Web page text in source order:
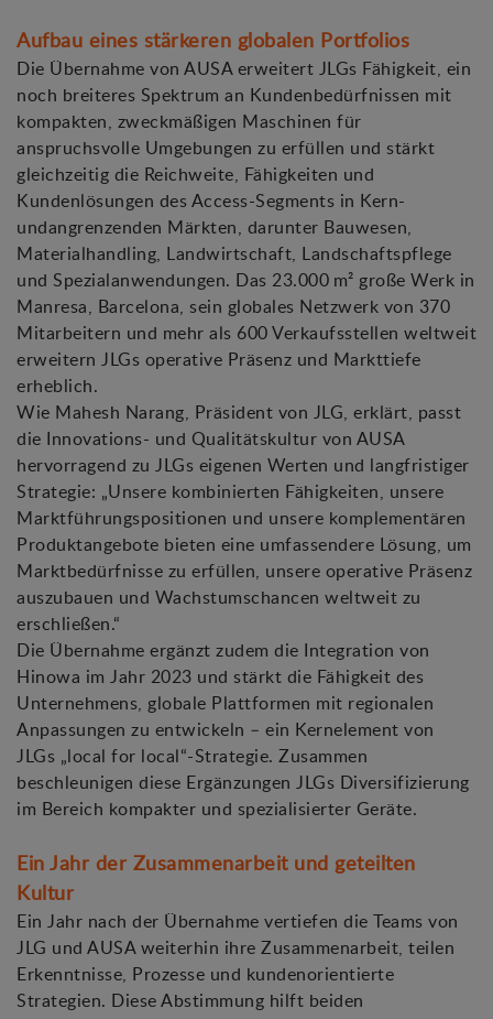
Aufbau eines stärkeren globalen Portfolios
Die Übernahme von AUSA erweitert JLGs Fähigkeit, ein
noch breiteres Spektrum an Kundenbedürfnissen mit
kompakten, zweckmäßigen Maschinen für
anspruchsvolle Umgebungen zu erfüllen und stärkt
gleichzeitig die Reichweite, Fähigkeiten und
Kundenlösungen des Access-Segments in Kern-
undangrenzenden Märkten, darunter Bauwesen,
Materialhandling, Landwirtschaft, Landschaftspflege
und Spezialanwendungen. Das 23.000 m² große Werk in
Manresa, Barcelona, sein globales Netzwerk von 370
Mitarbeitern und mehr als 600 Verkaufsstellen weltweit
erweitern JLGs operative Präsenz und Markttiefe
erheblich.
Wie Mahesh Narang, Präsident von JLG, erklärt, passt
die Innovations- und Qualitätskultur von AUSA
hervorragend zu JLGs eigenen Werten und langfristiger
Strategie: „Unsere kombinierten Fähigkeiten, unsere
Marktführungspositionen und unsere komplementären
Produktangebote bieten eine umfassendere Lösung, um
Marktbedürfnisse zu erfüllen, unsere operative Präsenz
auszubauen und Wachstumschancen weltweit zu
erschließen.“
Die Übernahme ergänzt zudem die Integration von
Hinowa im Jahr 2023 und stärkt die Fähigkeit des
Unternehmens, globale Plattformen mit regionalen
Anpassungen zu entwickeln – ein Kernelement von
JLGs „local for local“-Strategie. Zusammen
beschleunigen diese Ergänzungen JLGs Diversifizierung
im Bereich kompakter und spezialisierter Geräte.
Ein Jahr der Zusammenarbeit und geteilten
Kultur
Ein Jahr nach der Übernahme vertiefen die Teams von
JLG und AUSA weiterhin ihre Zusammenarbeit, teilen
Erkenntnisse, Prozesse und kundenorientierte
Strategien. Diese Abstimmung hilft beiden